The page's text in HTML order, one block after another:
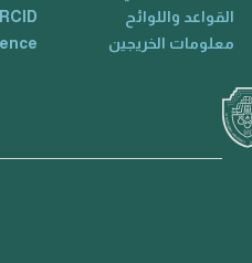
القواعد واللوائح
معلومات الخريجين